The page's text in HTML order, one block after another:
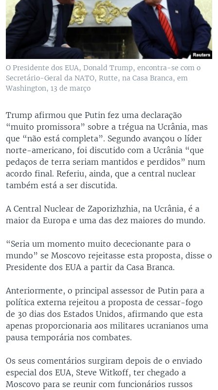
O Presidente dos EUA, Donald Trump, encontra-se com o
Secretário-Geral da NATO, Rutte, na Casa Branca, em
Washington, 13 de março
Trump afirmou que Putin fez uma declaração
“muito promissora” sobre a trégua na Ucrânia, mas
que “não está completa”. Segundo avançou o líder
norte-americano, foi discutido com a Ucrânia “que
pedaços de terra seriam mantidos e perdidos” num
acordo final. Referiu, ainda, que a central nuclear
também está a ser discutida.
A Central Nuclear de Zaporizhzhia, na Ucrânia, é a
maior da Europa e uma das dez maiores do mundo.
“Seria um momento muito dececionante para o
mundo” se Moscovo rejeitasse esta proposta, disse o
Presidente dos EUA a partir da Casa Branca.
Anteriormente, o principal assessor de Putin para a
política externa rejeitou a proposta de cessar-fogo
de 30 dias dos Estados Unidos, afirmando que esta
apenas proporcionaria aos militares ucranianos uma
pausa temporária nos combates.
Os seus comentários surgiram depois de o enviado
especial dos EUA, Steve Witkoff, ter chegado a
Moscovo para se reunir com funcionários russos